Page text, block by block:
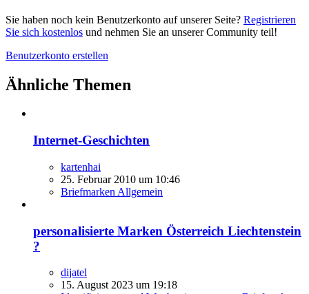
Sie haben noch kein Benutzerkonto auf unserer Seite? Registrieren
Sie sich kostenlos und nehmen Sie an unserer Community teil!
Benutzerkonto erstellen
Ähnliche Themen
Internet-Geschichten
kartenhai
25. Februar 2010 um 10:46
Briefmarken Allgemein
personalisierte Marken Österreich Liechtenstein
?
dijatel
15. August 2023 um 19:18